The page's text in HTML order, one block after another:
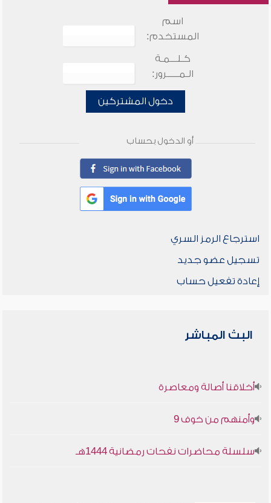
اسم
المستخدم:
كـلـــمـة
الـمـــــرور:
دخول المشتركين
أو الدخول بحساب
استرجاع الرمز السري
تسجيل عضو جديد
إعادة تفعيل حساب
البث المباشر
أخلاقنا أصالة ومعاصرة
وأمنهم من خوف 9
سلسلة محاضرات نفحات رمضانية 1444هـ